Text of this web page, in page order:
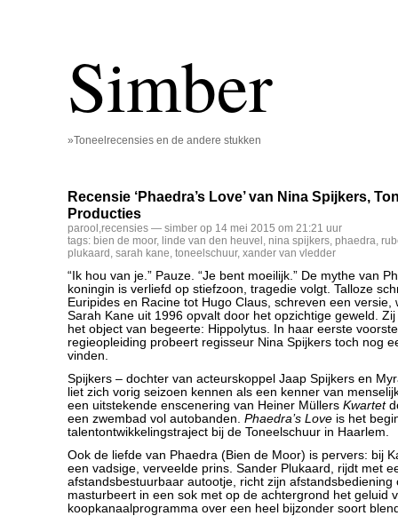
Simber
»Toneelrecensies en de andere stukken
Recensie ‘Phaedra’s Love’ van Nina Spijkers,
Producties
parool ,recensies — simber op 14 mei 2015 om 21:21 uur
tags: bien de moor, linde van den heuvel , nina spijkers, phaedra,
plukaard , sarah kane, toneelschuur, xander van vledder
“Ik hou van je.” Pauze. “Je bent moeilijk.” De mythe van
koningin is verliefd op stiefzoon, tragedie volgt. Talloze
Euripides en Racine tot Hugo Claus, schreven een versie,
Sarah Kane uit 1996 opvalt door het opzichtige geweld.
het object van begeerte: Hippolytus. In haar eerste
regieopleiding probeert regisseur Nina Spijkers toch nog
vinden.
Spijkers – dochter van acteurskoppel Jaap Spijkers en
liet zich vorig seizoen kennen als een kenner van
een uitstekende enscenering van Heiner Müllers Kwartet
een zwembad vol autobanden. Phaedra’s Love is het
talentontwikkelingstraject bij de Toneelschuur in Haarlem.
Ook de liefde van Phaedra (Bien de Moor) is pervers: bij
een vadsige, verveelde prins. Sander Plukaard, rijdt met
afstandsbestuurbaar autootje, richt zijn afstandsbediening
masturbeert in een sok met op de achtergrond het geluid
koopkanaalprogramma over een heel bijzonder soort